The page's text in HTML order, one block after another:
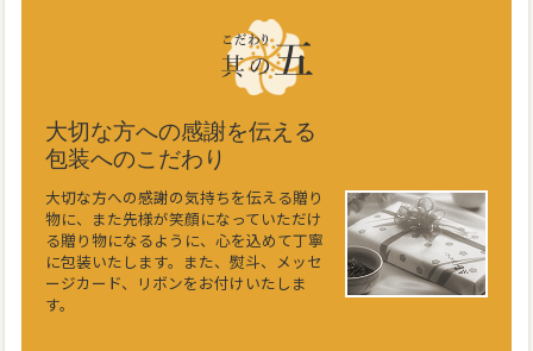
大切な方への感謝を伝える
包装へのこだわり
大切な方への感謝の気持ちを伝える贈り
物に、また先様が笑顔になっていただけ
る贈り物になるように、心を込めて丁寧
に包装いたします。また、熨斗、メッセ
ージカード、リボンをお付けいたしま
す。